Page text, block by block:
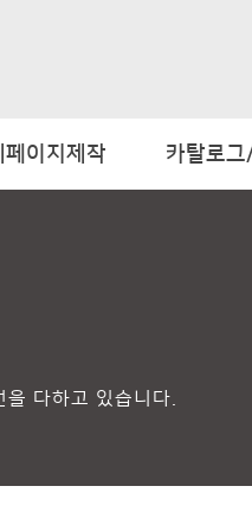
페이지제작 카탈로
다하고 있습니다.